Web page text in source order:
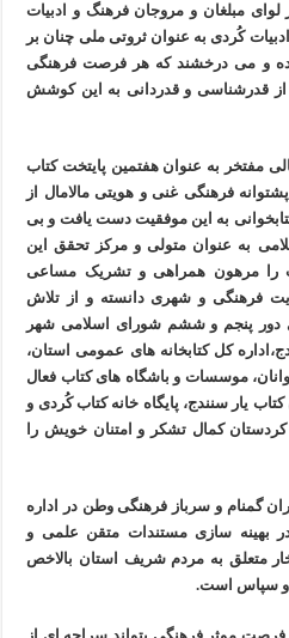
لوای مبلغان و مروجان فرهنگ و ادبیات
کُردی به عنوان ثروتی ملی چنان بر
و می درخشند که هر فرصت فرهنگی
قدرشناسی و قدردانی به این کوشش
مفتخر به عنوان هفتمین پایتخت کتاب
فرهنگی غنی و هویتی مالامال از
به این موفقیت دست یافت و بی
به عنوان متولی و مرکز تحقق این
را مرهون همراهی و تشریک مساعی
فرهنگی و شهری دانسته و از تلاش
دور پنجم و ششم شورای اسلامی شهر
کل کتابخانه های عمومی استان،
موسسات و باشگاه های کتاب فعال
یار سنندج، پایگاه خانه کتاب کُردی و
کردستان کمال تشکر و امتنان خویش را
گمنام و سرباز فرهنگی وطن در اداره
بهینه سازی مستندات متقن علمی و
متعلق به مردم شریف استان بالاخص
و سپاس است.